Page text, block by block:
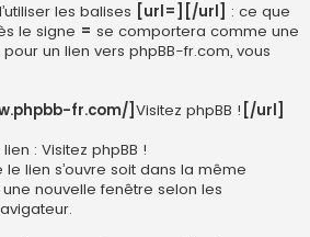
les balises
[url=][/url]
: ce que
le signe = se comportera comme une
pour un lien vers phpBB-fr.com, vous
fr.com/] Visitez phpBB ! [/url]
: Visitez phpBB !
lien s’ouvre soit dans la même
nouvelle fenêtre selon les